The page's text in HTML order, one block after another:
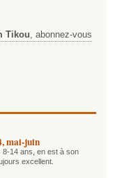
Tikou, abonnez-vous
mai-juin
8-14 ans, en est à son
excellent.